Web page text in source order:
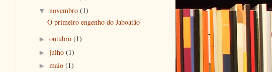
▼ novembro (1)
O primeiro engenho do Jaboatão
► outubro (1)
► julho (1)
► maio (1)